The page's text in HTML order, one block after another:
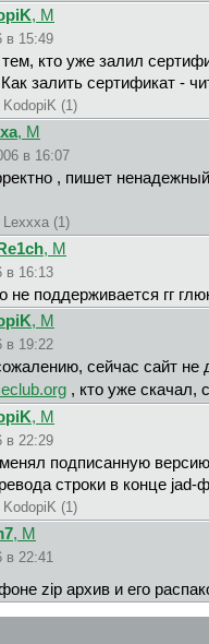
, М
в 15:49
кто уже залил
Как залить сертификат -
(1)
, М
в 16:07
, пишет
(1)
, М
в 16:13
поддерживается гг
, М
в 19:22
сейчас сайт
, кто уже скачал,
, М
в 22:29
подписанную
строки в конце
(1)
, М
в 22:41
zip архив и его